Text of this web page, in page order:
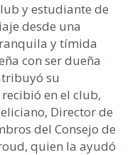
y estudiante de
desde una
y tímida
con ser dueña
su
en el club,
Director de
del Consejo de
quien la ayudó